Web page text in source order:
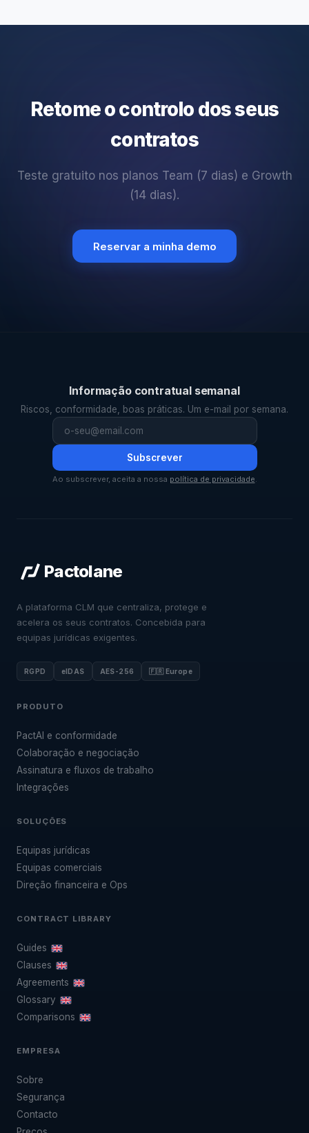
Retome o controlo dos seus
contratos
Teste gratuito nos planos Team (7 dias) e Growth
(14 dias).
Reservar a minha demo
Informação contratual semanal
Riscos, conformidade, boas práticas. Um e-mail por semana.
Subscrever
Ao subscrever, aceita a nossa política de privacidade.
Pactolane
A plataforma CLM que centraliza, protege e
acelera os seus contratos. Concebida para
equipas jurídicas exigentes.
RGPD eIDAS AES-256 🇫🇷 Europe
PRODUTO
PactAI e conformidade
Colaboração e negociação
Assinatura e fluxos de trabalho
Integrações
SOLUÇÕES
Equipas jurídicas
Equipas comerciais
Direção financeira e Ops
CONTRACT LIBRARY
Guides
Clauses
Agreements
Glossary
Comparisons
EMPRESA
Sobre
Segurança
Contacto